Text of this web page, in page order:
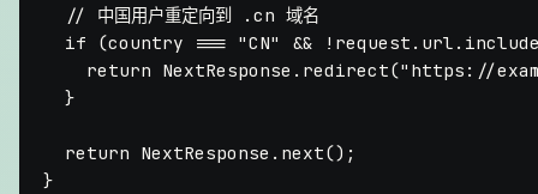
// 中国用户重定向到 .cn 域名
if (country === "CN" && !request. url .
return NextResponse . redirect("https://
  }
return NextResponse . next();
}